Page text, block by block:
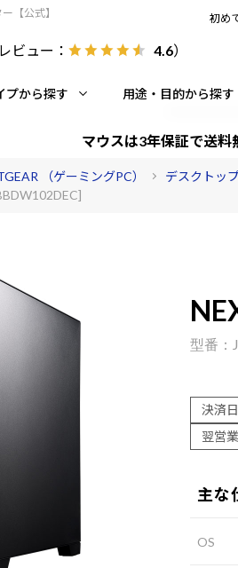
【公式】
ビュー： 4.6）
初め
プから探す 用途・目的から探す
マウスは3年保証で送料
（ゲーミングPC） デスクトッ
決済
翌営
主な
OS